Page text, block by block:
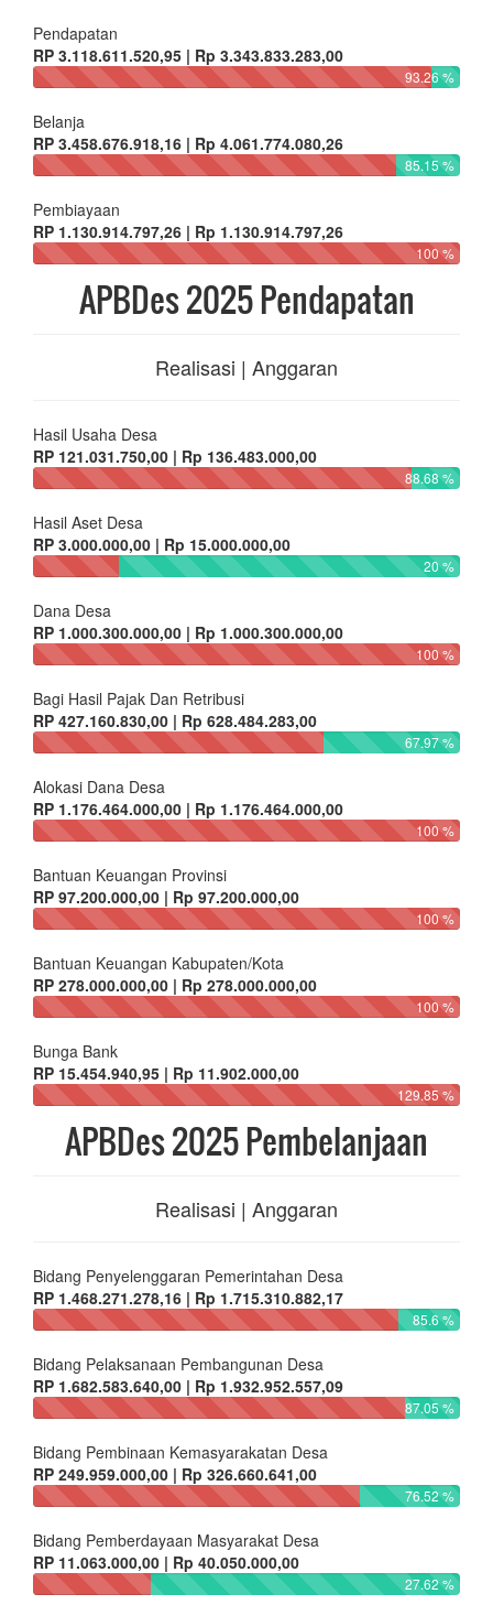
Pendapatan
RP 3.118.611.520,95 | Rp 3.343.833.283,00
93.26 %
Belanja
RP 3.458.676.918,16 | Rp 4.061.774.080,26
85.15 %
Pembiayaan
RP 1.130.914.797,26 | Rp 1.130.914.797,26
100 %
APBDes 2025 Pendapatan
Realisasi | Anggaran
Hasil Usaha Desa
RP 121.031.750,00 | Rp 136.483.000,00
88.68 %
Hasil Aset Desa
RP 3.000.000,00 | Rp 15.000.000,00
20 %
Dana Desa
RP 1.000.300.000,00 | Rp 1.000.300.000,00
100 %
Bagi Hasil Pajak Dan Retribusi
RP 427.160.830,00 | Rp 628.484.283,00
67.97 %
Alokasi Dana Desa
RP 1.176.464.000,00 | Rp 1.176.464.000,00
100 %
Bantuan Keuangan Provinsi
RP 97.200.000,00 | Rp 97.200.000,00
100 %
Bantuan Keuangan Kabupaten/Kota
RP 278.000.000,00 | Rp 278.000.000,00
100 %
Bunga Bank
RP 15.454.940,95 | Rp 11.902.000,00
129.85 %
APBDes 2025 Pembelanjaan
Realisasi | Anggaran
Bidang Penyelenggaran Pemerintahan Desa
RP 1.468.271.278,16 | Rp 1.715.310.882,17
85.6 %
Bidang Pelaksanaan Pembangunan Desa
RP 1.682.583.640,00 | Rp 1.932.952.557,09
87.05 %
Bidang Pembinaan Kemasyarakatan Desa
RP 249.959.000,00 | Rp 326.660.641,00
76.52 %
Bidang Pemberdayaan Masyarakat Desa
RP 11.063.000,00 | Rp 40.050.000,00
27.62 %